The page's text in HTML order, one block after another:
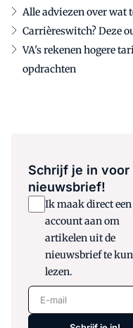
Alle adviezen over wat
Carrièreswitch? Deze
VA's rekenen hogere
opdrachten
Schrijf je in voor
nieuwsbrief!
Ik maak direct een
account aan om
artikelen uit de
nieuwsbrief te
lezen.
E-mail